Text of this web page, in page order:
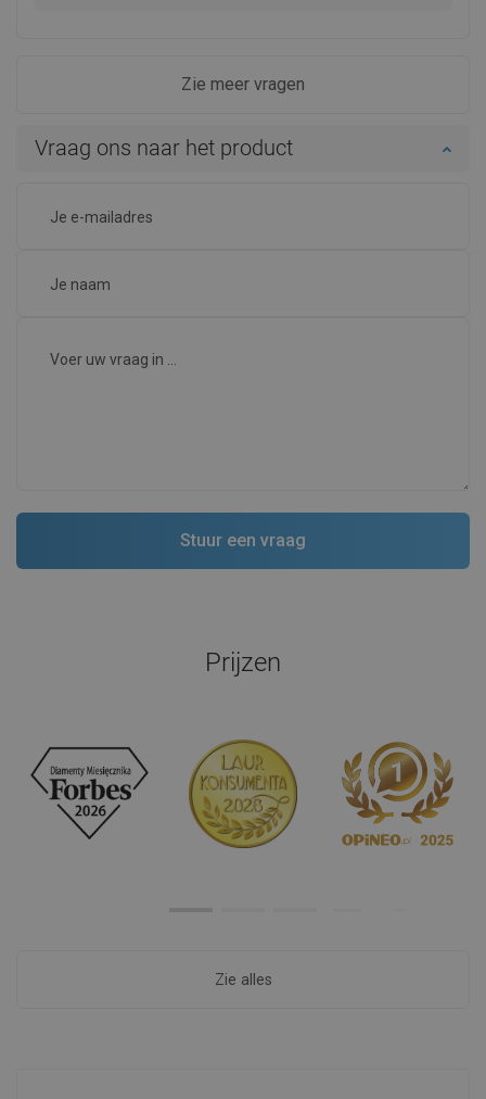
Zie meer vragen
Vraag ons naar het product
Prijzen
Zie alles